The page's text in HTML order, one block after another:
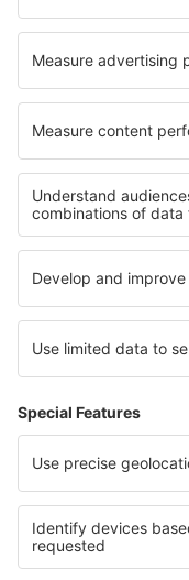
Cazare în Dundeady
Cele mai bune locuri
Cazare în Normandia
Cazare în Les Trois
Cazare în Burgundia
Cazare în Florianopolis